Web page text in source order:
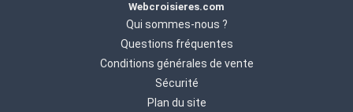
Webcroisieres.com
Qui sommes-nous ?
Questions fréquentes
Conditions générales de vente
Sécurité
Plan du site